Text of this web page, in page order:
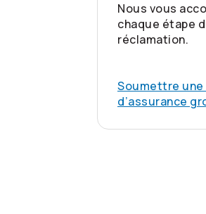
Nous vous
chaque étape
réclamation.
Soumettre
d’assurance